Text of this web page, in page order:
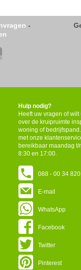
-
Hulp nodig?
Heeft uw vragen of
over de kruipruimte
woning of
met onze
bereikbaar maandag t/
8:30 en 17:00.
088 - 00 34 820
E-mail
WhatsApp
Facebook
Twitter
Pinterest